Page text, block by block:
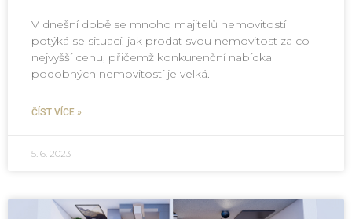
V dnešní době se mnoho majitelů nemovitostí
potýká se situací, jak prodat svou nemovitost za co
nejvyšší cenu, přičemž konkurenční nabídka
podobných nemovitostí je velká.
ČÍST VÍCE »
5. 6. 2023